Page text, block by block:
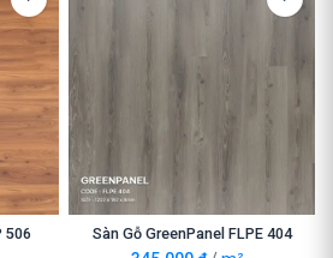
506 Sàn Gỗ GreenPanel FLPE 404